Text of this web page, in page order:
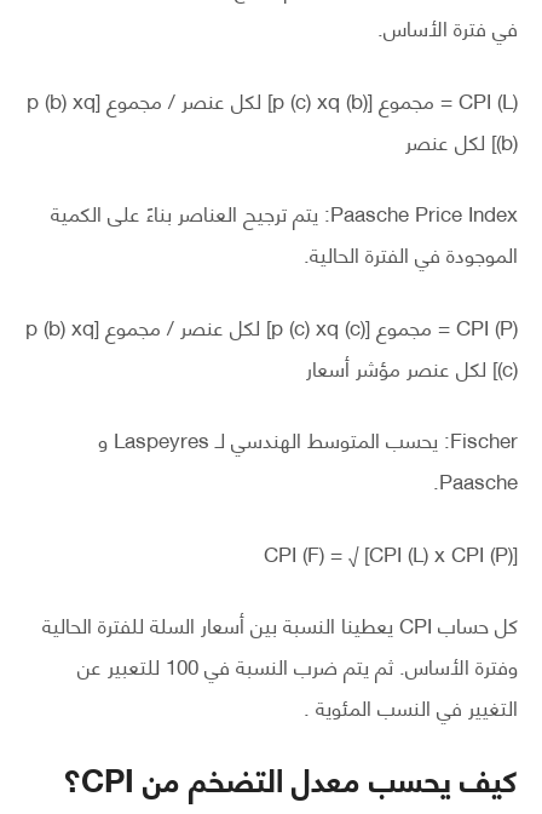
في فترة الأساس.
CPI (L) = مجموع [p (c) xq (b)] لكل عنصر / مجموع [p (b) xq
(b)] لكل عنصر
Paasche Price Index: يتم ترجيح العناصر بناءً على الكمية
الموجودة في الفترة الحالية.
CPI (P) = مجموع [p (c) xq (c)] لكل عنصر / مجموع [p (b) xq
(c)] لكل عنصر مؤشر أسعار
Fischer: يحسب المتوسط ​​الهندسي لـ Laspeyres و
Paasche.
CPI (F) = √ [CPI (L) x CPI (P)]
كل حساب CPI يعطينا النسبة بين أسعار السلة للفترة الحالية
وفترة الأساس. ثم يتم ضرب النسبة في 100 للتعبير عن
التغيير في النسب المئوية .
كيف يحسب معدل التضخم من CPI؟